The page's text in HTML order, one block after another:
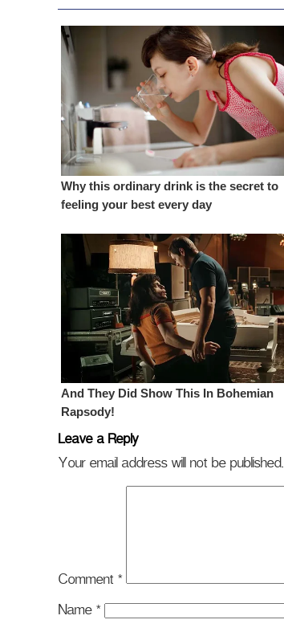
Leave a Reply
Your email address will not be published.
Comment *
Name *